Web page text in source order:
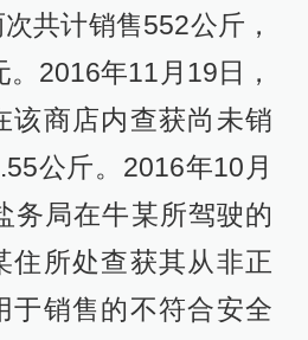
共计销售552公斤，
2016年11月19日，
该商店内查获尚未销
公斤。2016年10月
务局在牛某所驾驶的
住所处查获其从非正
于销售的不符合安全